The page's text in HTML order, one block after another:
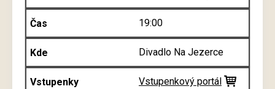
19:00
Divadlo Na Jezerce
Vstupenkový portál